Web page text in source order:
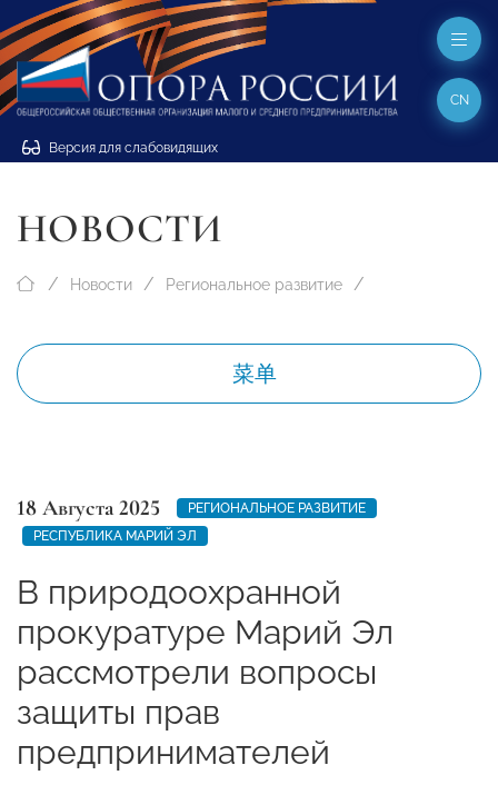
Версия для слабовидящих
CN
НОВОСТИ
Новости Региональное развитие
菜单
18 Августа 2025
РЕГИОНАЛЬНОЕ РАЗВИТИЕ
РЕСПУБЛИКА МАРИЙ ЭЛ
В природоохранной
прокуратуре Марий Эл
рассмотрели вопросы
защиты прав
предпринимателей